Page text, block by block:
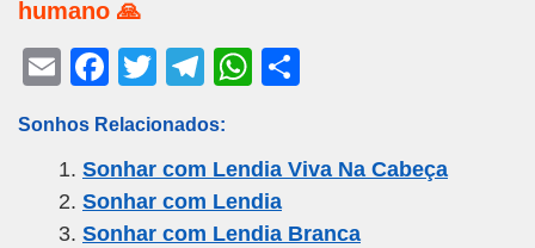
humano 🙏
E
ail
F
c
e
b
T
tt
er
T
e
gr
a
W
s
A
e
Sonhos Relacionados:
Sonhar com Lendia Viva Na Cabeça
Sonhar com Lendia
Sonhar com Lendia Branca